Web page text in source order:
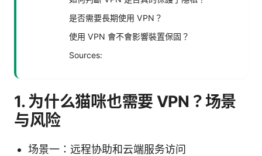
是否需要長期使用 VPN？
使用 VPN 會不會影響裝置保固？
Sources:
1. 为什么猫咪也需要 VPN？场景
与风险
场景一：远程协助和云端服务访问